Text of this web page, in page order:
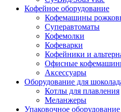
Кофейное оборудование
Кофемашины
Суперавтоматы
Кофемолки
Кофеварки
Кофейники и
Офисные
Аксессуары
Оборудование для
Котлы для плавления
Меланжеры
Упаковочное оборудование